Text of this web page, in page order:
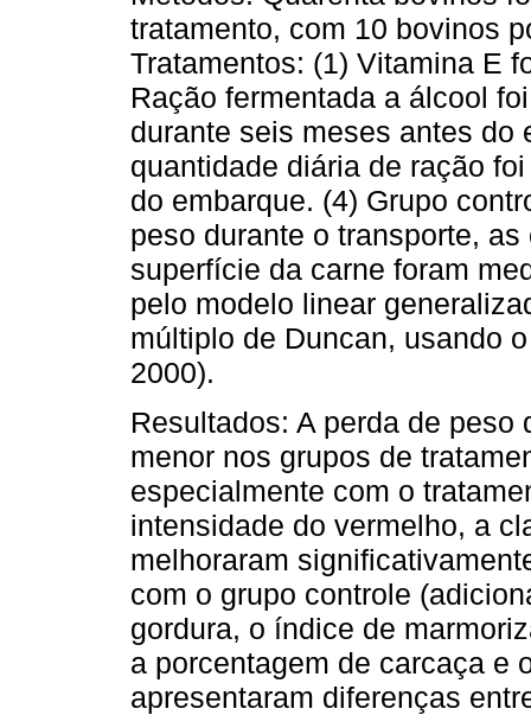
tratamento, com 10 bovinos
Tratamentos: (1) Vitamina E
Ração fermentada a álcool
durante seis meses antes do
quantidade diária de ração
do embarque. (4) Grupo
peso durante o transporte,
superfície da carne foram
pelo modelo linear
múltiplo de Duncan, usando
2000).
Resultados: A perda de
menor nos grupos de
especialmente com o
intensidade do vermelho, a
melhoraram
com o grupo controle
gordura, o índice de
a porcentagem de carcaça e
apresentaram diferenças